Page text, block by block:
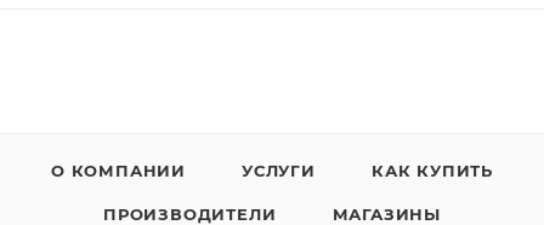
О КОМПАНИИ УСЛУГИ КАК КУПИТЬ
ПРОИЗВОДИТЕЛИ МАГАЗИНЫ